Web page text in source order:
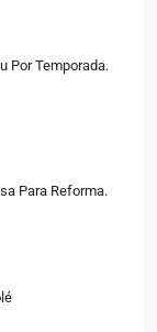
Por Temporada.
Para Reforma.